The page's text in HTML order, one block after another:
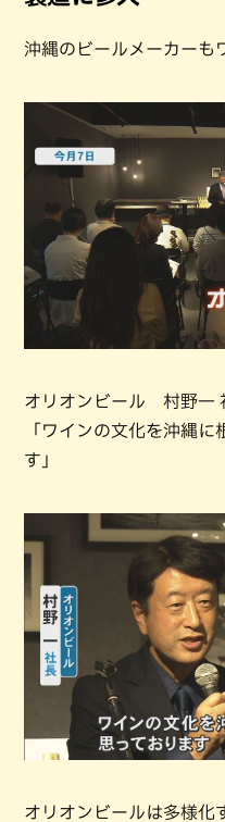
沖縄のビールメーカーも
オリオンビール 村野一
「ワインの文化を沖縄
す」
オリオンビールは多様化